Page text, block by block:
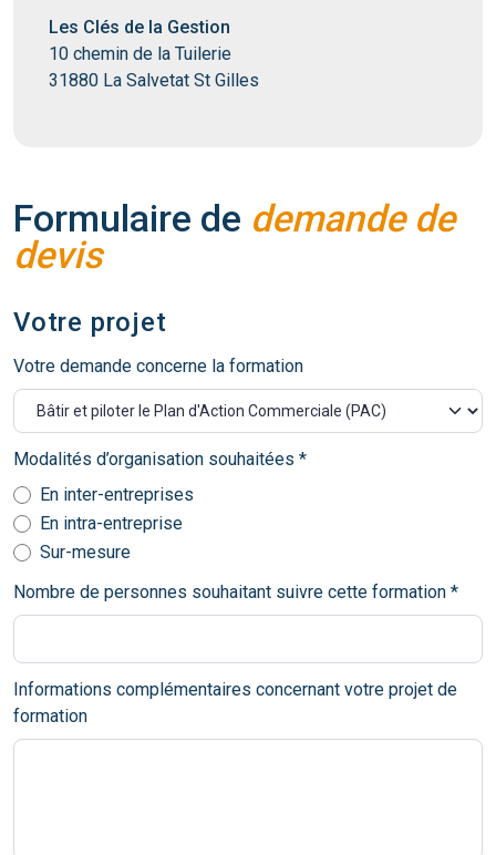
Les Clés de la Gestion
10 chemin de la Tuilerie
31880 La Salvetat St Gilles
Formulaire de demande de
devis
Votre projet
Votre demande concerne la formation
Modalités d’organisation souhaitées *
En inter-entreprises
En intra-entreprise
Sur-mesure
Nombre de personnes souhaitant suivre cette formation *
Informations complémentaires concernant votre projet de
formation